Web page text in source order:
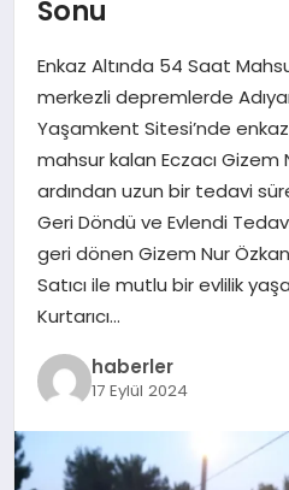
SAĞLIK
EKONOMI
MAGAZIN
EĞITIM
Sonu
Enkaz Altında 54 Saat
merkezli depremlerde
Yaşamkent Sitesi’nde
mahsur kalan Eczacı Gizem
ardından uzun bir tedavi
Geri Döndü ve Evlendi
geri dönen Gizem Nur
Satıcı ile mutlu bir evlilik
Kurtarıcı…
haberler
17 Eylül 2024